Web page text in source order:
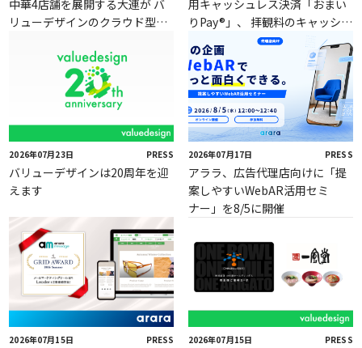
中華4店舗を展開する大連が バ
リューデザインのクラウド型独
用キャッシュレス決済「おまい
りPay®」、 拝観料のキャッシュ
レス決済に対応
2026年07月23日 PRESS
バリューデザインは20周年を迎
えます
2026年07月17日 PRESS
アララ、広告代理店向けに「提
案しやすいWebAR活用セミ
ナー」を8/5に開催
2026年07月15日 PRESS 2026年07月15日 PRESS